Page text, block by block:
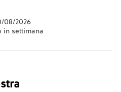
08/2026
in settimana